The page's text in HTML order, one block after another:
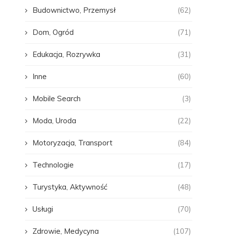
Budownictwo, Przemysł (62)
Dom, Ogród (71)
Edukacja, Rozrywka (31)
Inne (60)
Mobile Search (3)
Moda, Uroda (22)
Motoryzacja, Transport (84)
Technologie (17)
Turystyka, Aktywność (48)
Usługi (70)
Zdrowie, Medycyna (107)